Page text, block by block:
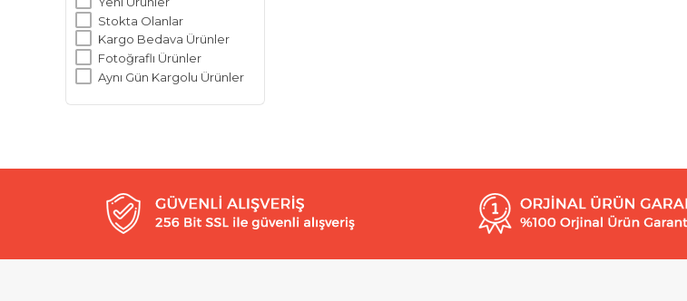
Stokta Olanlar
Kargo Bedava Ürünler
Fotoğraflı Ürünler
Aynı Gün Kargolu Ürünler